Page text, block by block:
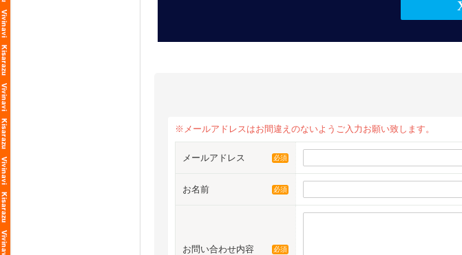
※メールアドレスはお間違えのないようご入力お願い致します。
メールアドレス 必須
お名前 必須
お問い合わせ内容 必須